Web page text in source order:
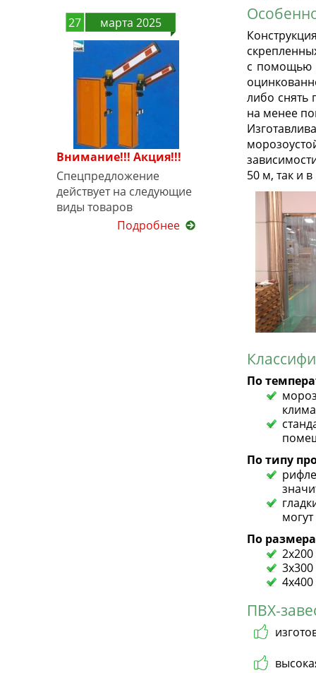
27 марта 2025
Внимание!!! Акция!!!
Спецпредложение
действует на следующие
виды товаров
Подробнее
с помощью
либо снять
на менее
50 м, так и
По
По типу
По
ПВХ-